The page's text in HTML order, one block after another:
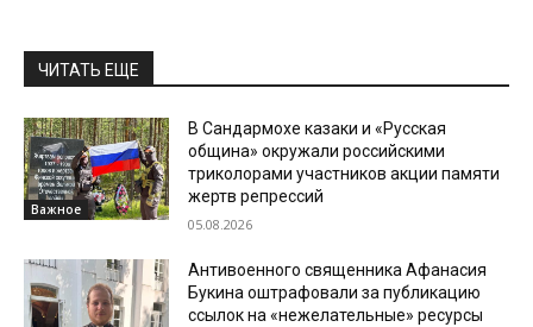
ЧИТАТЬ ЕЩЕ
Важное
В Сандармохе казаки и «Русская
община» окружали российскими
триколорами участников акции памяти
жертв репрессий
05.08.2026
Антивоенного священника Афанасия
Букина оштрафовали за публикацию
ссылок на «нежелательные» ресурсы